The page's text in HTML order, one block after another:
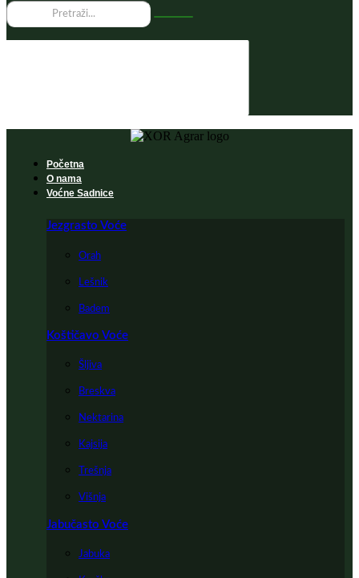
Početna
O nama
Voćne Sadnice
Jezgrasto Voće
Orah
Lešnik
Badem
Koštičavo Voće
Šljiva
Breskva
Nektarina
Kajsija
Trešnja
Višnja
Jabučasto Voće
Jabuka